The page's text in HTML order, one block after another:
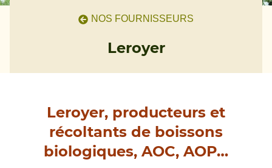
NOS FOURNISSEURS
Leroyer
Leroyer, producteurs et
récoltants de boissons
biologiques, AOC, AOP…